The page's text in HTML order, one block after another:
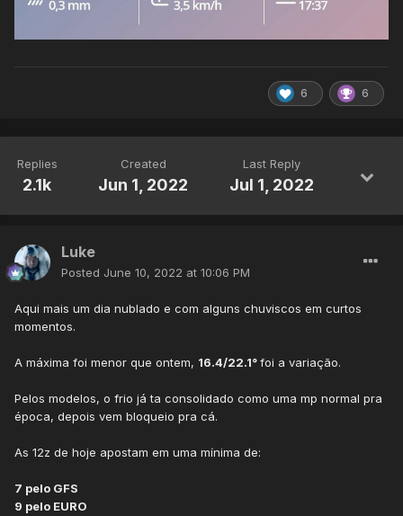
6 6
Replies
2.1k
Created
Jun 1, 2022
Last Reply
Jul 1, 2022
Luke
Posted June 10, 2022 at 10:06 PM
Aqui mais um dia nublado e com alguns chuviscos em curtos
momentos.
A máxima foi menor que ontem, 16.4/22.1°foi a variação.
Pelos modelos, o frio já ta consolidado como uma mp normal pra
época, depois vem bloqueio pra cá.
As 12z de hoje apostam em uma mínima de:
7 pelo GFS
9 pelo EURO